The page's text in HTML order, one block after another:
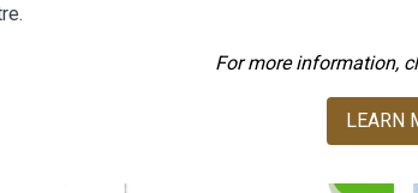
For more information,
LEARN